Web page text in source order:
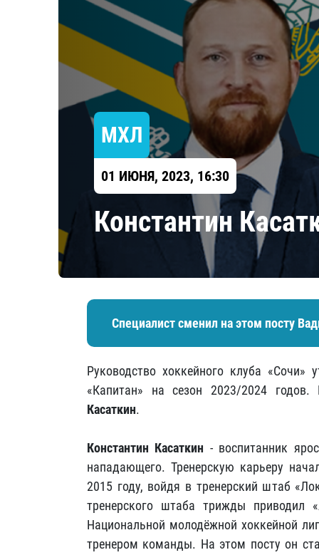
Локомотив
Северсталь
ЦСКА
Шанхайские Драконы
МХЛ
01 ИЮНЯ, 2023, 16:30
Константин
Специалист сменил на этом посту
Руководство хоккейного клуба
«Капитан» на сезон 2023/2024
Касаткин.
Константин Касаткин - воспитанник
нападающего. Тренерскую карьеру
2015 году, войдя в тренерский штаб
тренерского штаба трижды приводил
Национальной молодёжной хоккейной
тренером команды. На этом посту он